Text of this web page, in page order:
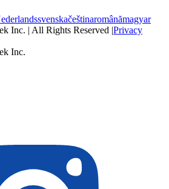
svenskačeštinaromânămagyar
Inc. | All Rights Reserved |Privacy
Inc.